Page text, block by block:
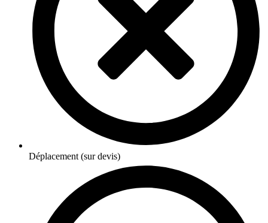
Déplacement (sur devis)